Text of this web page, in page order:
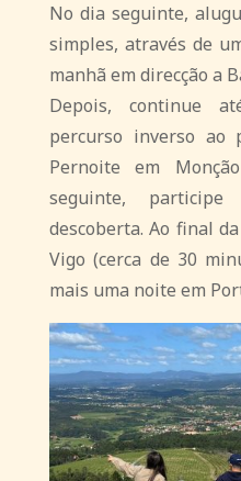
No dia seguinte,
simples, através de
manhã em direcção a
Depois, continue
percurso inverso ao
Pernoite em
seguinte,
descoberta. Ao final
Vigo (cerca de 30
mais uma noite em